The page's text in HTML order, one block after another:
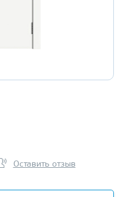
Оставить отзыв